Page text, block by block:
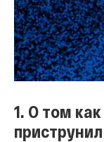
1. О том
приструнил